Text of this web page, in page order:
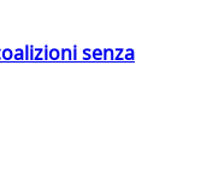
senza